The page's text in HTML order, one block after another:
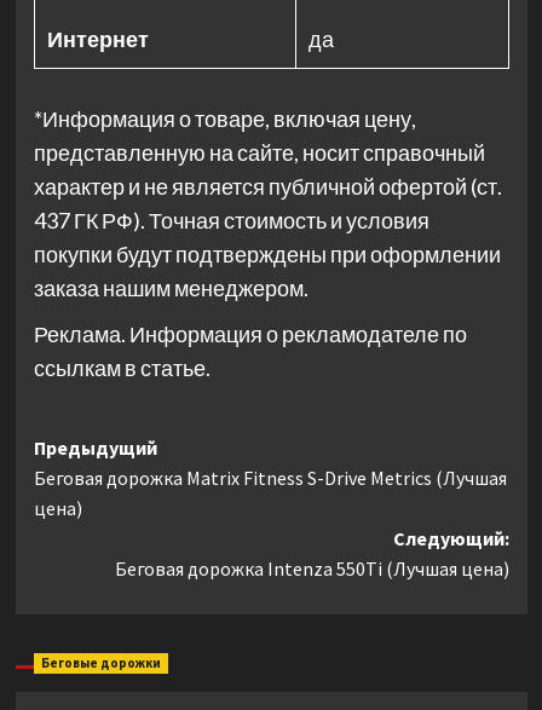
Интернет да
*Информация о товаре, включая цену,
представленную на сайте, носит справочный
характер и не является публичной офертой (ст.
437 ГК РФ). Точная стоимость и условия
покупки будут подтверждены при оформлении
заказа нашим менеджером.
Реклама. Информация о рекламодателе по
ссылкам в статье.
Навигация
записи
Предыдущий
Беговая дорожка Matrix Fitness S-Drive Metrics (Лучшая
цена)
Следующий:
Беговая дорожка Intenza 550Ti (Лучшая цена)
Беговые дорожки